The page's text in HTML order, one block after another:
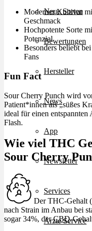
Neue Sorten
Bewertungen
Hersteller
News
App
Newsletter
Services
Ärzte Service
Moderner Kultivar
Geschmack
Hochpotente Sorte
Potenzial
Besonders beliebt
Fans
Fun Fact
Sour Cherry Punch wird
Patient*innen als „süßes
ideal für einen
Flash.
Wie viel THC
Sour Cherry
Der THC-Gehalt (
nach Strain im Anbau bei
sogar 34%, derCBD-